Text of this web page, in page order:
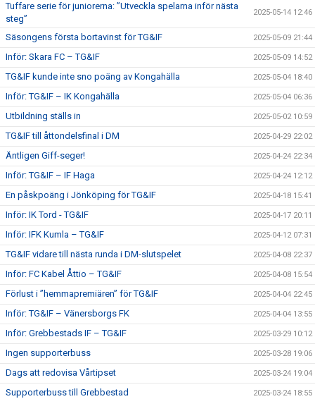
Tuffare serie för juniorerna: ”Utveckla spelarna inför nästa
steg”
2025-05-14 12:46
Säsongens första bortavinst för TG&IF 2025-05-09 21:44
Inför: Skara FC – TG&IF 2025-05-09 14:52
TG&IF kunde inte sno poäng av Kongahälla 2025-05-04 18:40
Inför: TG&IF – IK Kongahälla 2025-05-04 06:36
Utbildning ställs in 2025-05-02 10:59
TG&IF till åttondelsfinal i DM 2025-04-29 22:02
Äntligen Giff-seger! 2025-04-24 22:34
Inför: TG&IF – IF Haga 2025-04-24 12:12
En påskpoäng i Jönköping för TG&IF 2025-04-18 15:41
Inför: IK Tord - TG&IF 2025-04-17 20:11
Inför: IFK Kumla – TG&IF 2025-04-12 07:31
TG&IF vidare till nästa runda i DM-slutspelet 2025-04-08 22:37
Inför: FC Kabel Åttio – TG&IF 2025-04-08 15:54
Förlust i ”hemmapremiären” för TG&IF 2025-04-04 22:45
Inför: TG&IF – Vänersborgs FK 2025-04-04 13:55
Inför: Grebbestads IF – TG&IF 2025-03-29 10:12
Ingen supporterbuss 2025-03-28 19:06
Dags att redovisa Vårtipset 2025-03-24 19:04
Supporterbuss till Grebbestad 2025-03-24 18:55